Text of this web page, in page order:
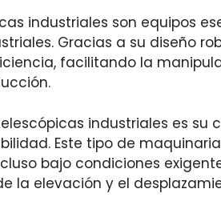
industriales son equipos
Gracias a su diseño
facilitando la
industriales es
Este tipo de
bajo condiciones
la elevación y el